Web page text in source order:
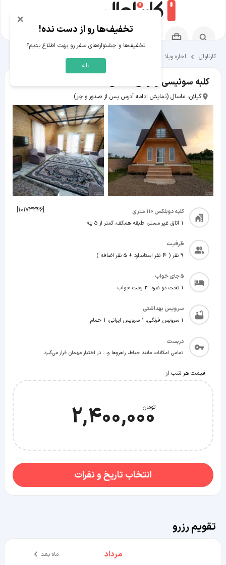
تقویم رزرو
مرداد ماه بعد
کارناوال اجاره ویلا
کلبه سوئیسی ونوس ماسال
گیلان، ماسال (نمایش ادامه آدرس پس از صدور واچر)
[
10173246
]
کلبه دوبلکس 110 متری
1 اتاق غیر مستر، طبقه همکف، کمتر از ۵ پله
ظرفیت
9 نفر ( 4 نفر استاندارد + 5 نفر اضافه )
5جای خواب
1 تخت دو نفره، 3 رخت خواب
سرویس بهداشتی
1 سرویس فرنگی، 1 سرویس ایرانی، 1 حمام
دربست
تمامی امکانات مانند حیاط، راهروها و... در اختیار مهمان قرار می‌گیرد.
قیمت هر شب از
2,400,000
تومان
انتخاب تاریخ و نفرات
× تخفیف‌ها رو از دست نده!
تخفیف‌ها و جشنواره‌های سفر رو بهت اطلاع بدیم؟
بله